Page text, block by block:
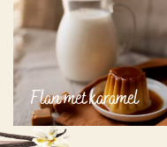
Flan met karamel